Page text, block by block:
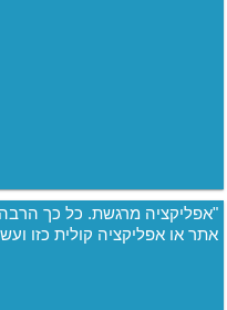
"אפליקציה מרגשת. כל כך
אתר או אפליקציה קולית כזו